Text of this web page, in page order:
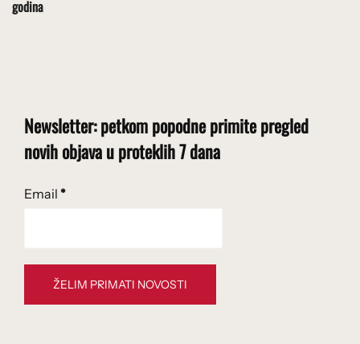
godina
Newsletter: petkom popodne primite pregled
novih objava u proteklih 7 dana
Email *